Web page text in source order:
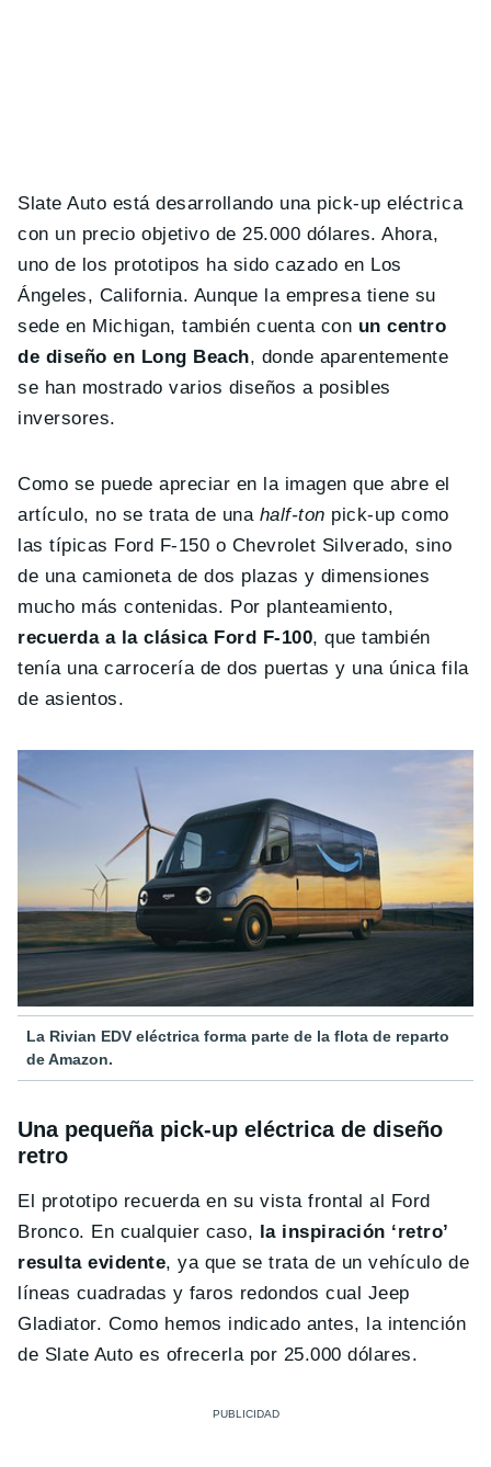
Slate Auto está desarrollando una pick-up eléctrica
con un precio objetivo de 25.000 dólares. Ahora,
uno de los prototipos ha sido cazado en Los
Ángeles, California. Aunque la empresa tiene su
sede en Michigan, también cuenta con un centro
de diseño en Long Beach, donde aparentemente
se han mostrado varios diseños a posibles
inversores.
Como se puede apreciar en la imagen que abre el
artículo, no se trata de una half-ton pick-up como
las típicas Ford F-150 o Chevrolet Silverado, sino
de una camioneta de dos plazas y dimensiones
mucho más contenidas. Por planteamiento,
recuerda a la clásica Ford F-100, que también
tenía una carrocería de dos puertas y una única fila
de asientos.
La Rivian EDV eléctrica forma parte de la flota de reparto
de Amazon.
Una pequeña pick-up eléctrica de diseño
retro
El prototipo recuerda en su vista frontal al Ford
Bronco. En cualquier caso, la inspiración ‘retro’
resulta evidente, ya que se trata de un vehículo de
líneas cuadradas y faros redondos cual Jeep
Gladiator. Como hemos indicado antes, la intención
de Slate Auto es ofrecerla por 25.000 dólares.